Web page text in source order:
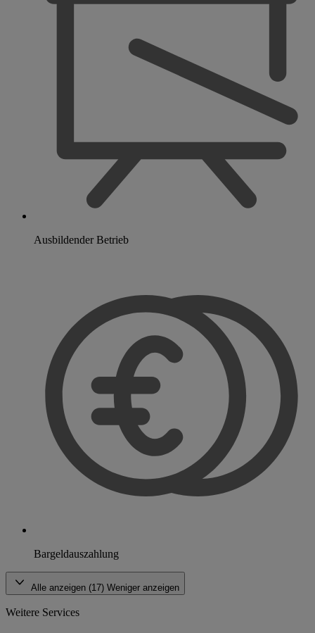
Ausbildender Betrieb
Bargeldauszahlung
Alle anzeigen (17) Weniger anzeigen
Weitere Services